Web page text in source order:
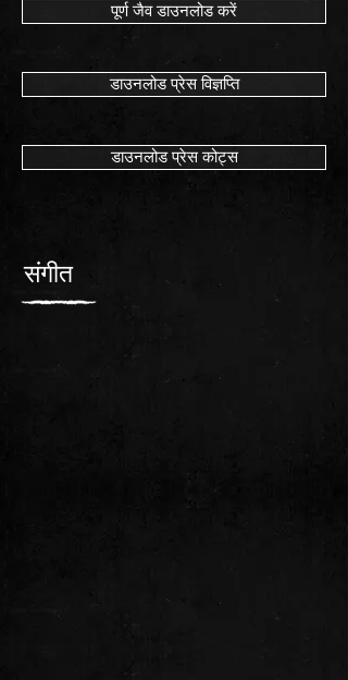
पूर्ण जैव डाउनलोड करें
डाउनलोड प्रेस विज्ञप्ति
डाउनलोड प्रेस कोट्स
संगीत